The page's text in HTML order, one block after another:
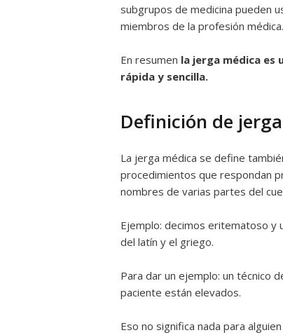
subgrupos de medicina pueden
miembros de la profesión médica.
En resumen la jerga médica es
rápida y sencilla.
Definición de
La jerga médica se define
procedimientos que respondan
nombres de varias partes del
Ejemplo: decimos eritematoso y
del latín y el griego.
Para dar un ejemplo: un técnico
paciente están elevados.
Eso no significa nada para